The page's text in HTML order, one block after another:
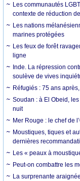
Les communautés
contexte de réduction
Les nations
marines protégées
Les feux de forêt
ligne
Inde. La répression
soulève de vives
Réfugiés : 75 ans
Soudan : à El Obeid,
nuit
Mer Rouge : le chef de
Moustiques, tiques et
dernières
Les « peaux à
Peut-on combattre les
La surprenante